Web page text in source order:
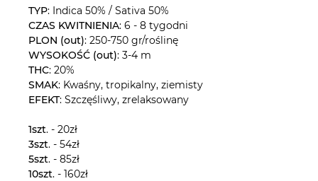
TYP: Indica 50% / Sativa 50%
CZAS KWITNIENIA: 6 - 8 tygodni
PLON (out): 250-750 gr/roślinę
WYSOKOŚĆ (out): 3-4 m
THC: 20%
SMAK: Kwaśny, tropikalny, ziemisty
EFEKT: Szczęśliwy, zrelaksowany
1szt. - 20zł
3szt. - 54zł
5szt. - 85zł
10szt. - 160zł